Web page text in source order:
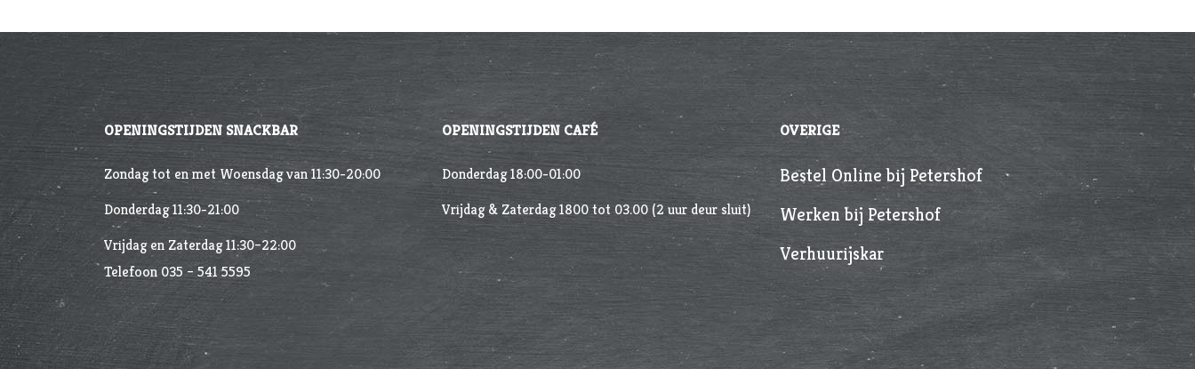
OPENINGSTIJDEN SNACKBAR
Zondag tot en met Woensdag van 11:30-20:00
Donderdag 11:30-21:00
Vrijdag en Zaterdag 11:30–22:00
Telefoon 035 – 541 5595
OPENINGSTIJDEN CAFÉ
Donderdag 18:00-01:00
Vrijdag & Zaterdag 1800 tot 03.00 (2 uur deur sluit)
OVERIGE
Bestel Online bij Petershof
Werken bij Petershof
Verhuurijskar